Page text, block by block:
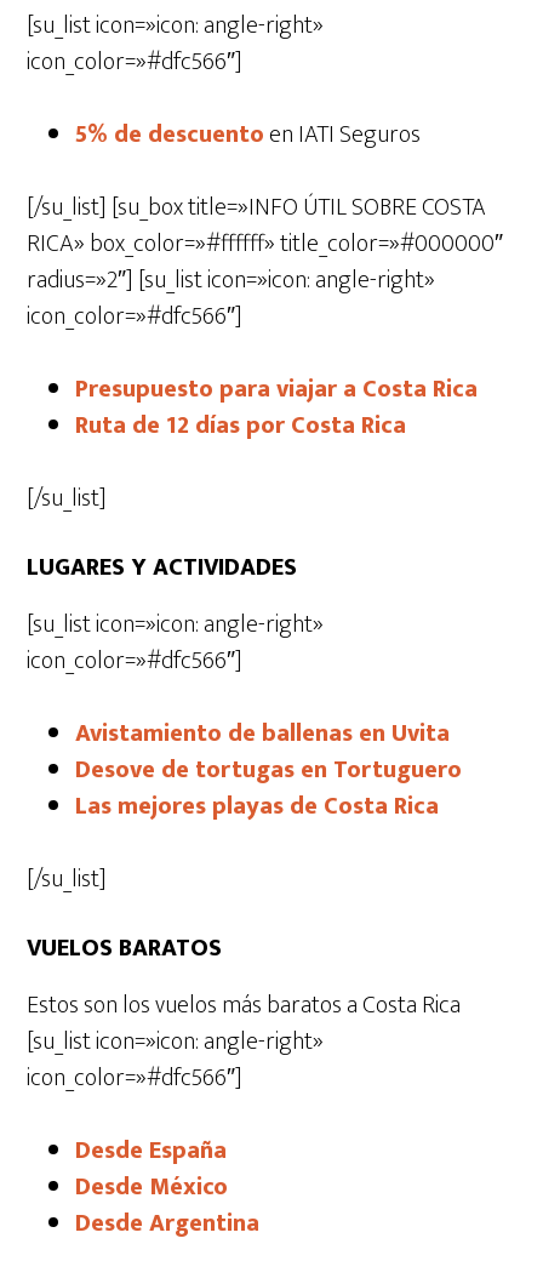
[su_list icon=»icon: angle-right»
icon_color=»#dfc566″]
5% de descuentoen IATI Seguros
[/su_list] [su_box title=»INFO ÚTIL SOBRE COSTA
RICA» box_color=»#ffffff» title_color=»#000000″
radius=»2″] [su_list icon=»icon: angle-right»
icon_color=»#dfc566″]
Presupuesto para viajar a Costa Rica
Ruta de 12 días por Costa Rica
[/su_list]
LUGARES Y ACTIVIDADES
[su_list icon=»icon: angle-right»
icon_color=»#dfc566″]
Avistamiento de ballenas en Uvita
Desove de tortugas en Tortuguero
Las mejores playas de Costa Rica
[/su_list]
VUELOS BARATOS
Estos son los vuelos más baratos a Costa Rica
[su_list icon=»icon: angle-right»
icon_color=»#dfc566″]
Desde España
Desde México
Desde Argentina